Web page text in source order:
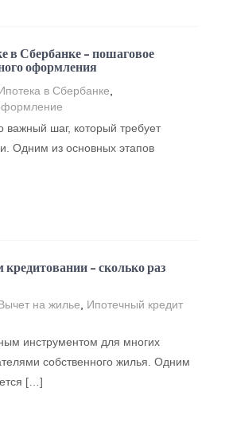
в Сбербанке – пошаговое
оформления
в Сбербанке
важный шаг, который требует
Одним из основных этапов
– сколько раз
на жилье
Ипотечный кредит
инструментом для многих
собственного жилья. Одним
[…]